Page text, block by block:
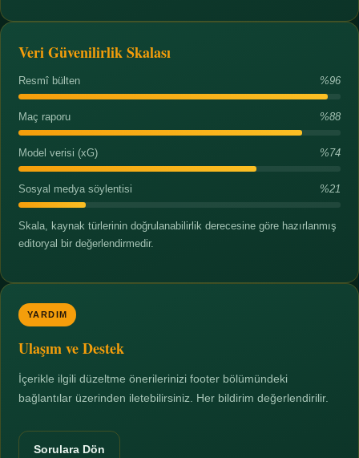
Veri Güvenilirlik Skalası
Resmî bülten %96
Maç raporu %88
Model verisi (xG) %74
Sosyal medya söylentisi %21
Skala, kaynak türlerinin doğrulanabilirlik derecesine göre hazırlanmış
editoryal bir değerlendirmedir.
YARDIM
Ulaşım ve Destek
İçerikle ilgili düzeltme önerilerinizi footer bölümündeki
bağlantılar üzerinden iletebilirsiniz. Her bildirim değerlendirilir.
Sorulara Dön